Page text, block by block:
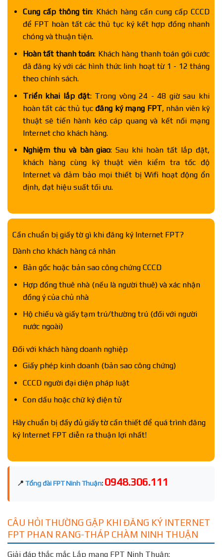
Cung cấp thông tin: Khách hàng cần cung cấp CCCD
để FPT hoàn tất các thủ tục ký kết hợp đồng nhanh
chóng và thuận tiện.
Hoàn tất thanh toán: Khách hàng thanh toán gói cước
đã đăng ký với các hình thức linh hoạt từ 1 - 12 tháng
theo chính sách.
Triển khai lắp đặt: Trong vòng 24 - 48 giờ sau khi
hoàn tất các thủ tục đăng ký mạng FPT, nhân viên kỹ
thuật sẽ tiến hành kéo cáp quang và kết nối mạng
Internet cho khách hàng.
Nghiệm thu và bàn giao: Sau khi hoàn tất lắp đặt,
khách hàng cùng kỹ thuật viên kiểm tra tốc độ
Internet và đảm bảo mọi thiết bị Wifi hoạt động ổn
định, đạt hiệu suất tối ưu.
Cần chuẩn bị giấy tờ gì khi đăng ký Internet FPT?
Dành cho khách hàng cá nhân
Bản gốc hoặc bản sao công chứng CCCD
Hợp đồng thuê nhà (nếu là người thuê) và xác nhận
đồng ý của chủ nhà
Hộ chiếu và giấy tạm trú/thường trú (đối với người
nước ngoài)
Đối với khách hàng doanh nghiệp
Giấy phép kinh doanh (bản sao công chứng)
CCCD người đại diện pháp luật
Con dấu hoặc chữ ký điện tử
Hãy chuẩn bị đầy đủ giấy tờ cần thiết để quá trình đăng
ký Internet FPT diễn ra thuận lợi nhất!
📍 Tổng đài FPT Ninh Thuận: 0948.306.111
CÂU HỎI THƯỜNG GẶP KHI ĐĂNG KÝ INTERNET
FPT PHAN RANG-THÁP CHÀM NINH THUẬN
Giải đáp thắc mắc Lắp mạng FPT Ninh Thuận: